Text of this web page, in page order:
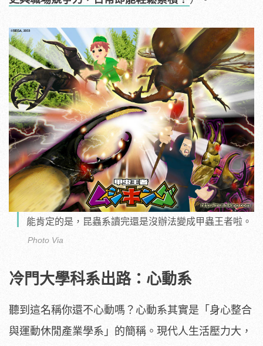
能肯定的是，昆蟲系讀完還是沒辦法變成甲蟲王者啦。
Photo Via
冷門大學科系出路：心動系
聽到這名稱你還不心動嗎？心動系其實是「身心整合
與運動休閒產業學系」的簡稱。現代人生活壓力大，
n
c
o
m
)